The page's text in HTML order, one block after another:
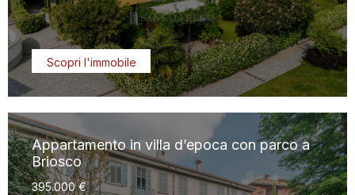
Scopri l'immobile
Appartamento in villa d’epoca con parco a
Briosco
395.000 €